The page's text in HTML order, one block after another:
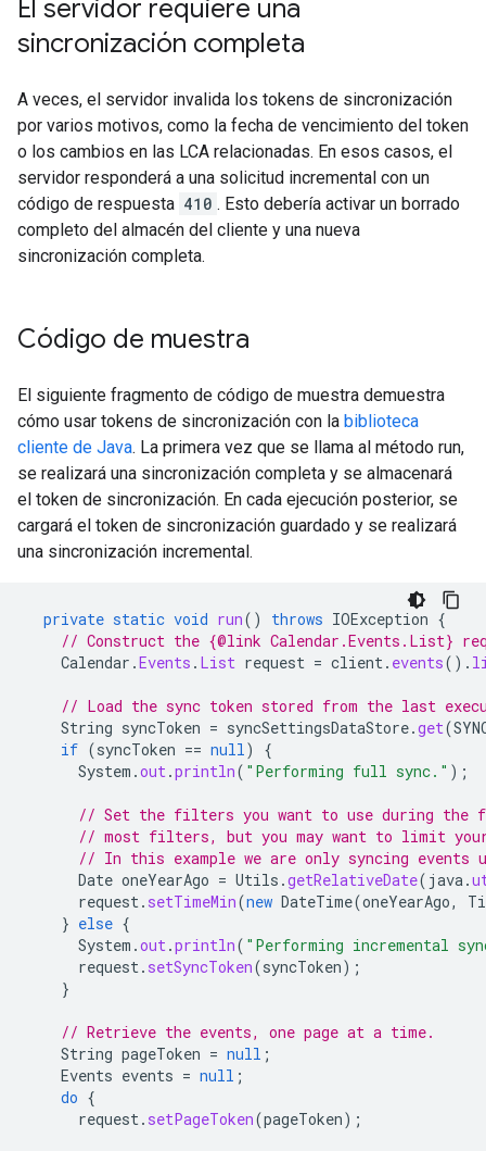
El servidor requiere una
sincronización completa
A veces, el servidor invalida los tokens de sincronización
por varios motivos, como la fecha de vencimiento del token
o los cambios en las LCA relacionadas. En esos casos, el
servidor responderá a una solicitud incremental con un
código de respuesta 410 . Esto debería activar un borrado
completo del almacén del cliente y una nueva
sincronización completa.
Código de muestra
El siguiente fragmento de código de muestra demuestra
cómo usar tokens de sincronización con la biblioteca
cliente de Java. La primera vez que se llama al método run,
se realizará una sincronización completa y se almacenará
el token de sincronización. En cada ejecución posterior, se
cargará el token de sincronización guardado y se realizará
una sincronización incremental.
private static void run() throws IOException {
// Construct the {@link Calendar.Events.List}
Calendar .Events . List request = client. events().
// Load the sync token stored from the last
String syncToken = syncSettingsDataStore.get(
if (syncToken == null)
{
System .out.println( "Performing full sync." );
// Set the filters you want to use during the
// most filters, but you may want to limit
// In this example we are only syncing events
Date oneYearAgo = Utils .getRelativeDate( java.
request. setTimeMin(new DateTime(oneYearAgo,
} else {
System .out.println( "Performing incremental
request. setSyncToken(syncToken);
}
// Retrieve the events, one page at a time.
String pageToken = null ;
Events events = null ;
do {
request. setPageToken(pageToken);